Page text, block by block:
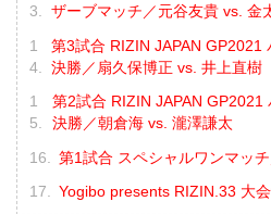
ザーブマッチ／元谷友貴 vs. 金
第3試合 RIZIN JAPAN GP2021
決勝／扇久保博正 vs. 井上直樹
第2試合 RIZIN JAPAN GP2021
決勝／朝倉海 vs. 瀧澤謙太
第1試合 スペシャルワンマッ
Yogibo presents RIZIN.33 大